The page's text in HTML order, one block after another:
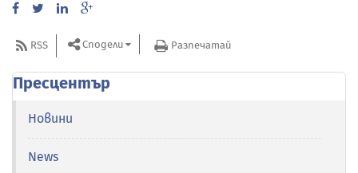
RSS Сподели Разпечатай
Пресцентър
Новини
News